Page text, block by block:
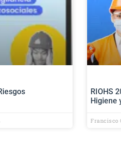
RIOHS
Higiene
Francisco